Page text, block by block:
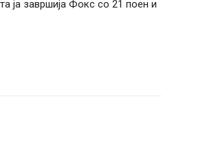
ја завршија Фокс со 21 поен и